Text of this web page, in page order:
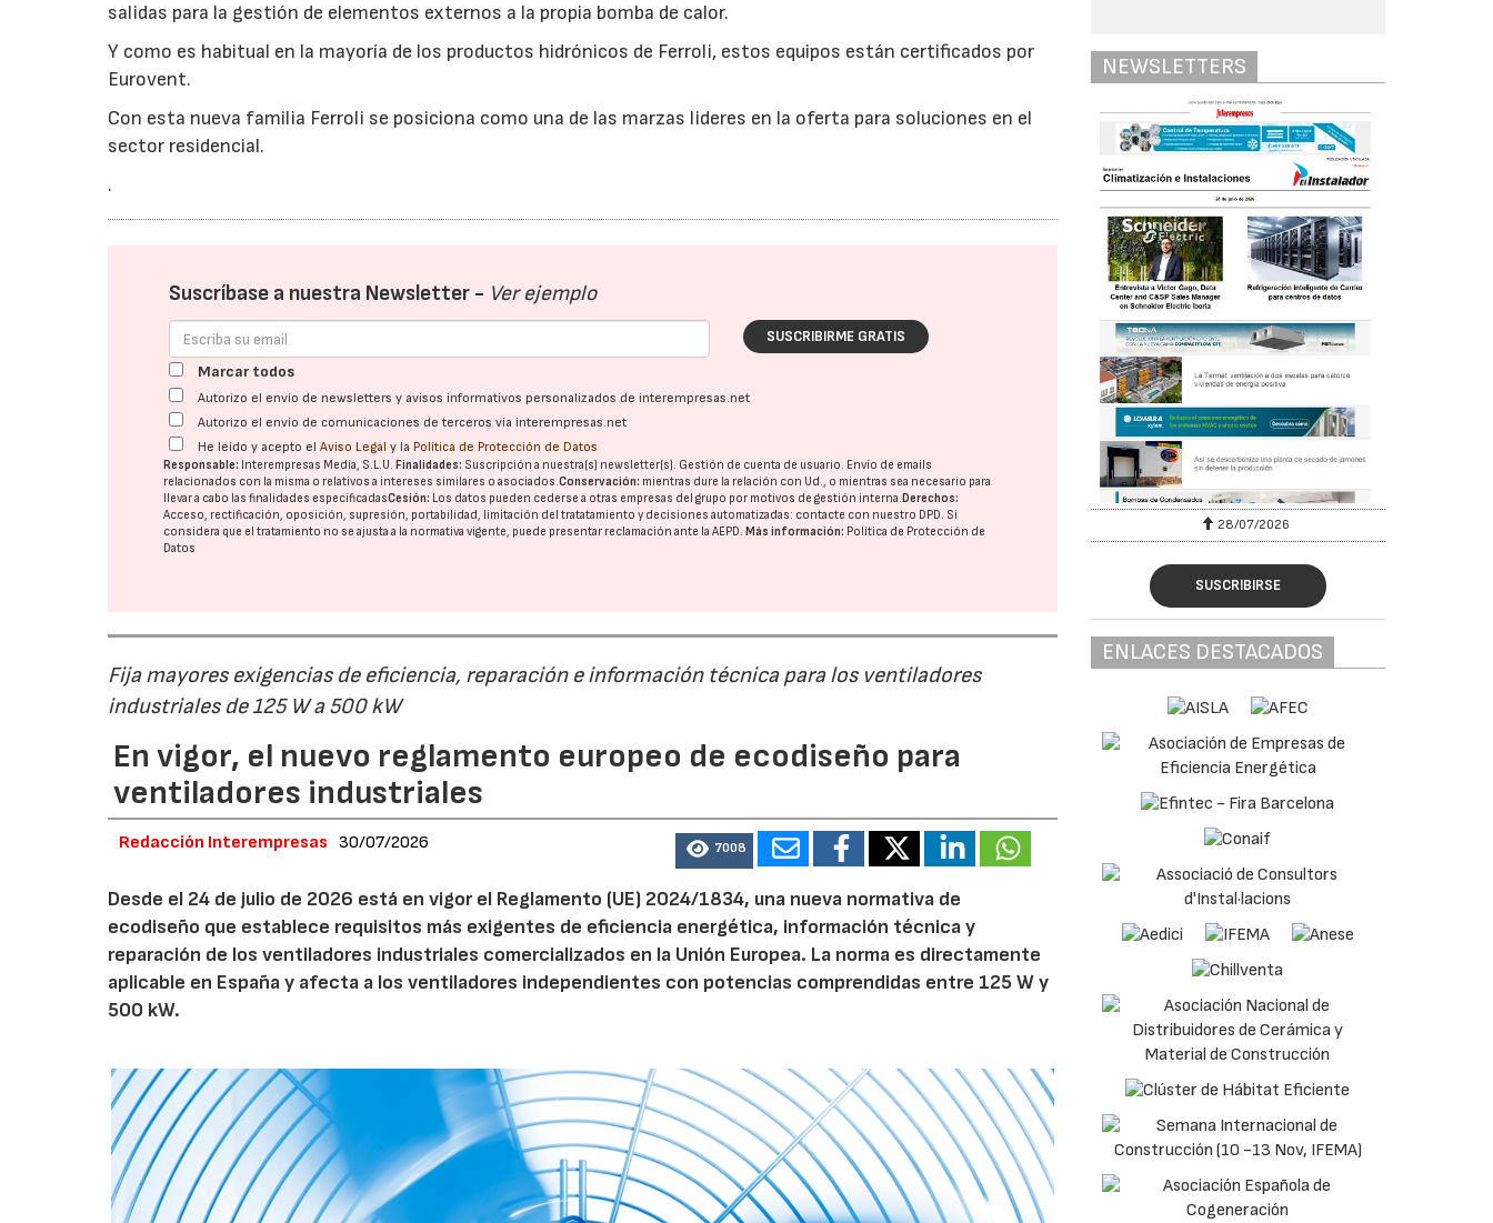
salidas para la gestión de elementos externos a la propia bomba de calor.
Y como es habitual en la mayoría de los productos hidrónicos de Ferroli, estos equipos están certificados por
Eurovent.
Con esta nueva familia Ferroli se posiciona como una de las marzas lideres en la oferta para soluciones en el
sector residencial.
.
Suscríbase a nuestra Newsletter - Ver ejemplo
SUSCRIBIRME GRATIS
Marcar todos
Autorizo el envío de newsletters y avisos informativos personalizados de interempresas.net
Autorizo el envío de comunicaciones de terceros vía interempresas.net
He leído y acepto elAviso Legal y la Política de Protección de Datos
Responsable: Interempresas Media, S.L.U. Finalidades: Suscripción a nuestra(s) newsletter(s). Gestión de cuenta de usuario. Envío de emails
relacionados con la misma o relativos a intereses similares o asociados.Conservación: mientras dure la relación con Ud., o mientras sea necesario para
llevar a cabo las finalidades especificadasCesión: Los datos pueden cederse a otras empresas del grupo por motivos de gestión interna. Derechos:
Acceso, rectificación, oposición, supresión, portabilidad, limitación del tratatamiento y decisiones automatizadas: contacte con nuestro DPD. Si
considera que el tratamiento no se ajusta a la normativa vigente, puede presentar reclamación ante laAEPD. Más información: Política de Protección de
Datos
Fija mayores exigencias de eficiencia, reparación e información técnica para los ventiladores
industriales de 125 W a 500 kW
En vigor, el nuevo reglamento europeo de ecodiseño para
ventiladores industriales
Redacción Interempresas 30/07/2026 7008
Desde el 24 de julio de 2026 está en vigor el Reglamento (UE) 2024/1834, una nueva normativa de
ecodiseño que establece requisitos más exigentes de eficiencia energética, información técnica y
reparación de los ventiladores industriales comercializados en la Unión Europea. La norma es directamente
aplicable en España y afecta a los ventiladores independientes con potencias comprendidas entre 125 W y
500 kW.
NEWSLETTERS
28/07/2026 30/07/2026 28/07/2026
SUSCRIBIRSE
ENLACES DESTACADOS